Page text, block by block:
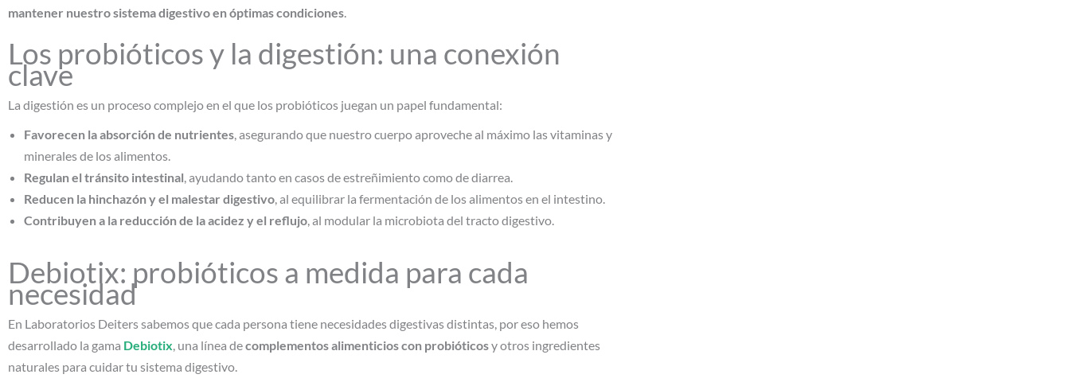
mantener nuestro sistema digestivo en óptimas condiciones.
Los probióticos y la digestión: una conexión
clave
La digestión es un proceso complejo en el que los probióticos juegan un papel fundamental:
Favorecen la absorción de nutrientes, asegurando que nuestro cuerpo aproveche al máximo las vitaminas y
minerales de los alimentos.
Regulan el tránsito intestinal, ayudando tanto en casos de estreñimiento como de diarrea.
Reducen la hinchazón y el malestar digestivo, al equilibrar la fermentación de los alimentos en el intestino.
Contribuyen a la reducción de la acidez y el reflujo, al modular la microbiota del tracto digestivo.
Debiotix: probióticos a medida para cada
necesidad
En Laboratorios Deiters sabemos que cada persona tiene necesidades digestivas distintas, por eso hemos
desarrollado la gama Debiotix, una línea decomplementos alimenticios con probióticosy otros ingredientes
naturales para cuidar tu sistema digestivo.